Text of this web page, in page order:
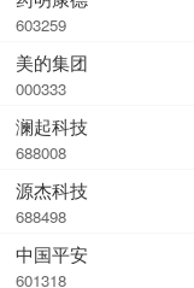
603259
美的集团
000333
澜起科技
688008
源杰科技
688498
中国平安
601318